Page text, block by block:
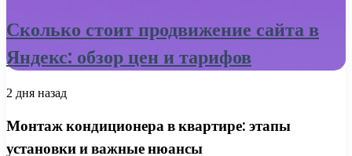
Сколько стоит продвижение сайта в
Яндекс: обзор цен и тарифов
2 дня назад
Монтаж кондиционера в квартире: этапы
установки и важные нюансы